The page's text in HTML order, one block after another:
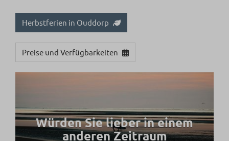
Herbstferien in Ouddorp
Preise und Verfügbarkeiten
Würden Sie lieber in einem
anderen Zeitraum